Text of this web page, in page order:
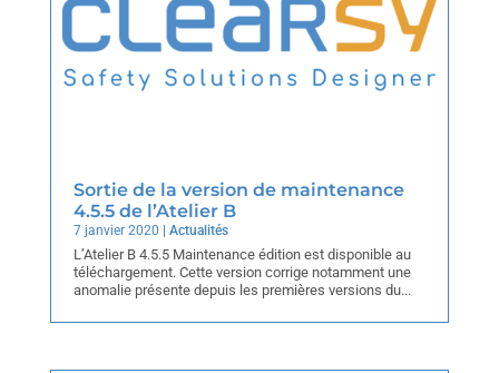
Sortie de la version de maintenance
4.5.5 de l’Atelier B
7 janvier 2020 Actualités
L’Atelier B 4.5.5 Maintenance édition est disponible au
téléchargement. Cette version corrige notamment une
anomalie présente depuis les premières versions du...